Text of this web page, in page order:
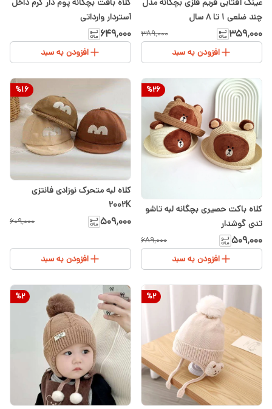
عینک آفتابی فریم فلزی بچگانه مدل
چند ضلعی ۱ تا ۸ سال
۳۵۹٬۰۰۰ ۳۸۹٬۰۰۰
افزودن به سبد
کلاه بافت بچگانه پوم دار گرم داخل
آستردار وارداتی
۶۴۹٬۰۰۰
افزودن به سبد
%26
کلاه باکت حصیری بچگانه لبه تاشو
تدی گوشدار
۵۰۹٬۰۰۰ ۶۸۹٬۰۰۰
افزودن به سبد
%16
کلاه لبه متحرک نوزادی فانتزی
2002K
۵۰۹٬۰۰۰ ۶۰۹٬۰۰۰
افزودن به سبد
%2
%2